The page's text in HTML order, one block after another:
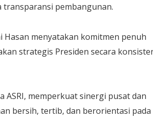
transparansi pembangunan.
menyatakan komitmen penuh
strategis Presiden secara
ASRI, memperkuat sinergi pusat dan
bersih, tertib, dan berorientasi pada